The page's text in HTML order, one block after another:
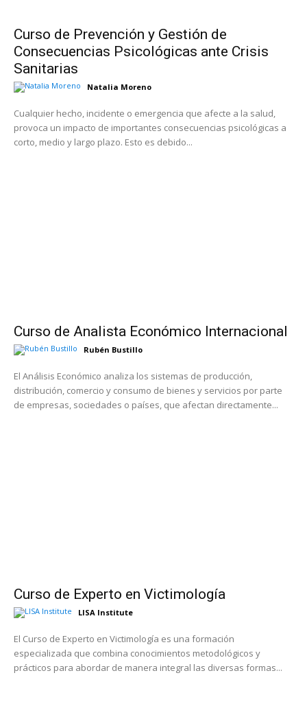
Curso de Prevención y Gestión de
Consecuencias Psicológicas ante Crisis
Sanitarias
Natalia Moreno
Cualquier hecho, incidente o emergencia que afecte a la salud,
provoca un impacto de importantes consecuencias psicológicas a
corto, medio y largo plazo. Esto es debido...
Curso de Analista Económico Internacional
Rubén Bustillo
El Análisis Económico analiza los sistemas de producción,
distribución, comercio y consumo de bienes y servicios por parte
de empresas, sociedades o países, que afectan directamente...
Curso de Experto en Victimología
LISA Institute
El Curso de Experto en Victimología es una formación
especializada que combina conocimientos metodológicos y
prácticos para abordar de manera integral las diversas formas...